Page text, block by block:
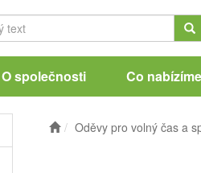
O společnosti Co nabízíme
Oděvy pro volný čas a